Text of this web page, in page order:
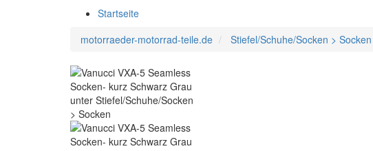
Startseite
motorraeder-motorrad-teile.de
Stiefel/Schuhe/Socken > Socken